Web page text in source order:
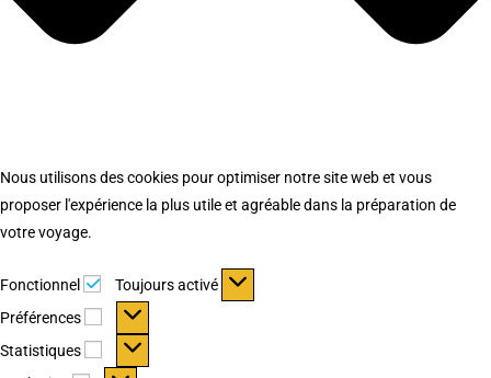
Nous utilisons des cookies pour optimiser notre site web et vous
proposer l'expérience la plus utile et agréable dans la préparation de
votre voyage.
Fonctionnel Fonctionnel
Toujours activé
Préférences
Préférences
Statistiques Statistiques